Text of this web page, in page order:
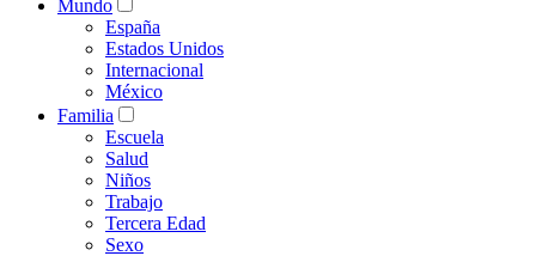
Mundo
España
Estados Unidos
Internacional
México
Familia
Escuela
Salud
Niños
Trabajo
Tercera Edad
Sexo